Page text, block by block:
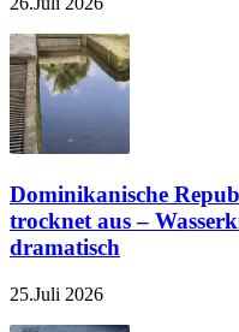
Dominikanische
trocknet aus –
dramatisch
25.Juli 2026